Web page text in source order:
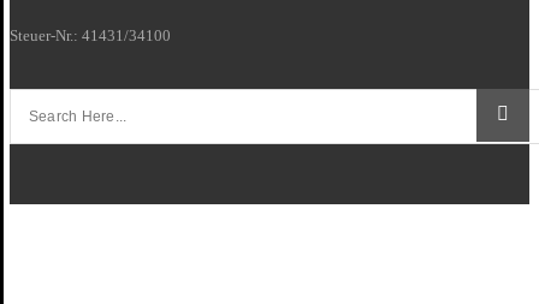
Steuer-Nr.: 41431/34100